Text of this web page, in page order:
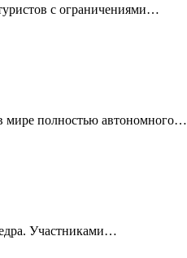
с ограничениями…
мире полностью автономного…
Участниками…